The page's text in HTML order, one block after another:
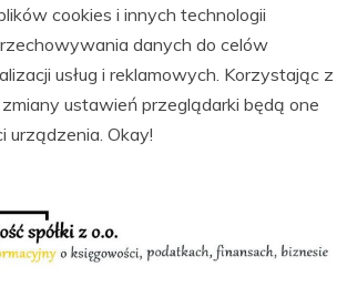
cookies i innych technologii
danych do celów
usług i reklamowych. Korzystając z
ustawień przeglądarki będą one
urządzenia. Okay!